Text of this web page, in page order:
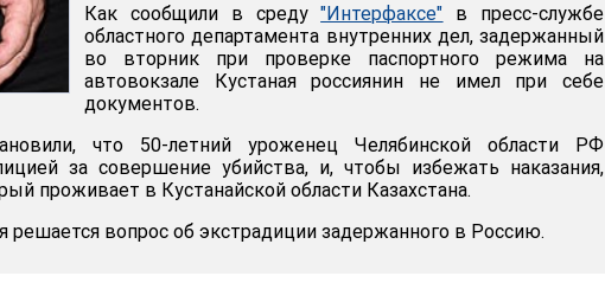
Как сообщили в среду"Интерфаксe" в пресс-службе
областного департамента внутренних дел, задержанный
во вторник при проверке паспортного режима на
автовокзале Кустаная россиянин не имел при себе
документов.
что 50-летний уроженец Челябинской области РФ
за совершение убийства, и, чтобы избежать наказания,
проживает в Кустанайской области Казахстана.
решается вопрос об экстрадиции задержанного в Россию.